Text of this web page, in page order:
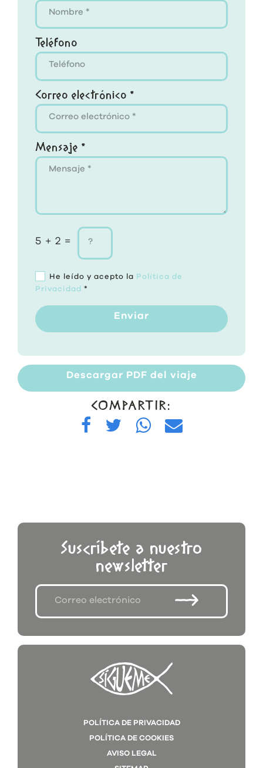
Teléfono
Correo electrónico *
Mensaje *
5 + 2 =
He leído y acepto la Política de
Privacidad *
Enviar
Descargar PDF del viaje
COMPARTIR:
Suscríbete a nuestro
newsletter
POLÍTICA DE PRIVACIDAD
POLÍTICA DE COOKIES
AVISO LEGAL